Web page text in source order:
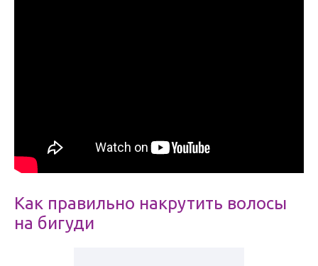
Как правильно накрутить волосы
на бигуди